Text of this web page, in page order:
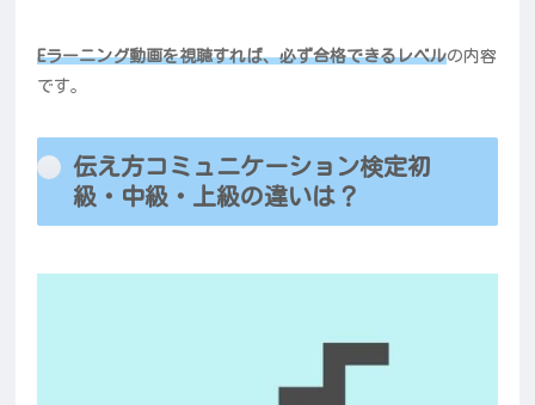
Eラーニング動画を視聴すれば、必ず合格できるレベルの内容
です。
伝え方コミュニケーション検定初
級・中級・上級の違いは？